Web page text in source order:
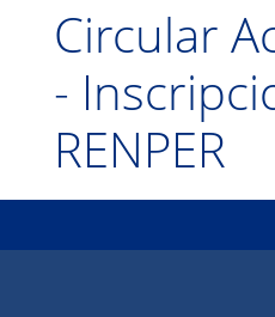
Circular
-
RENPER